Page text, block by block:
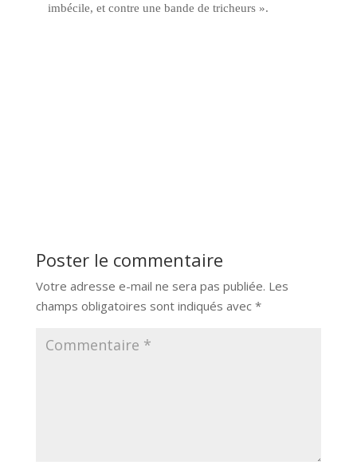
imbécile, et contre une bande de tricheurs ».
Poster le commentaire
Votre adresse e-mail ne sera pas publiée. Les
champs obligatoires sont indiqués avec *